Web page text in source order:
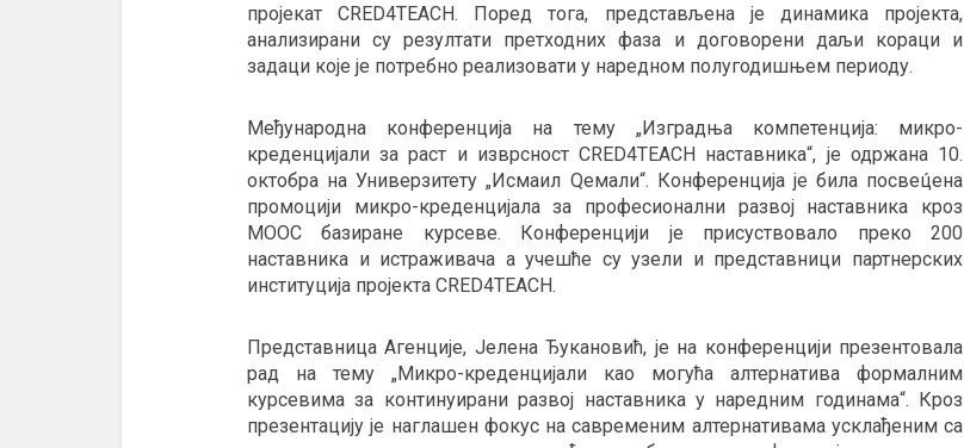
пројекат CRED4TEACH. Поред тога, представљена је динамика пројекта,
анализирани су резултати претходних фаза и договорени даљи кораци и
задаци које је потребно реализовати у наредном полугодишњем периоду.
Међународна конференција на тему „Изградња компетенција: микро-
креденцијали за раст и изврсност CRED4TEACH наставника“, је одржана 10.
октобра на Универзитету „Исмаил Qемали“. Конференција је била посвец́ена
промоцији микро-креденцијала за професионални развој наставника кроз
МООC базиране курсеве. Конференцији је присуствовало преко 200
наставника и истраживача а учешће су узели и представници партнерских
институција пројекта CRED4TEACH.
Представница Агенције, Јелена Ђукановић, је на конференцији презентовала
рад на тему „Микро-креденцијали као могућа алтернатива формалним
курсевима за континуирани развој наставника у наредним годинама“. Кроз
презентацију је наглашен фокус на савременим алтернативама усклађеним са